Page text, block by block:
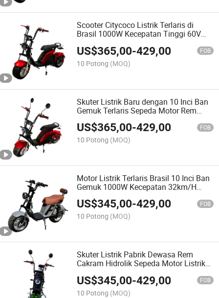
Scooter Citycoco Listrik Terlaris di
Brasil 1000W Kecepatan Tinggi 60V
Sepeda Motor Baterai Lithium Jarak
Sumbu 127cm Citycoco
US$365,00-429,00 FOB
10 Potong (MOQ)
Skuter Listrik Baru dengan 10 Inci Ban
Gemuk Terlaris Sepeda Motor Rem
Cakram Brasil 1000W Skuter Citycoco
US$365,00-429,00 FOB
10 Potong (MOQ)
Motor Listrik Terlaris Brasil 10 Inci Ban
Gemuk 1000W Kecepatan 32km/H
Citycoco 60V Skuter Listrik Baterai
Lithium untuk Dewasa
US$345,00-429,00 FOB
10 Potong (MOQ)
Skuter Listrik Pabrik Dewasa Rem
Cakram Hidrolik Sepeda Motor Listrik
20A Citycoco
US$345,00-429,00 FOB
10 Potong (MOQ)